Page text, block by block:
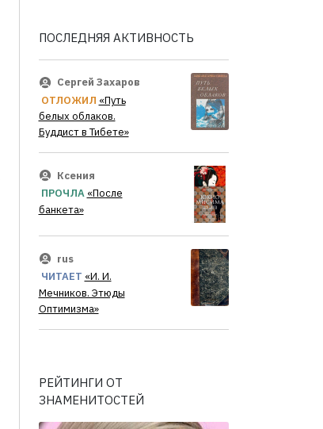
ПОСЛЕДНЯЯ АКТИВНОСТЬ
Сергей Захаров
ОТЛОЖИЛ «Путь
белых облаков.
Буддист в Тибете»
Ксения
ПРОЧЛА «После
банкета»
rus
ЧИТАЕТ «И. И.
Мечников. Этюды
Оптимизма»
РЕЙТИНГИ ОТ
ЗНАМЕНИТОСТЕЙ